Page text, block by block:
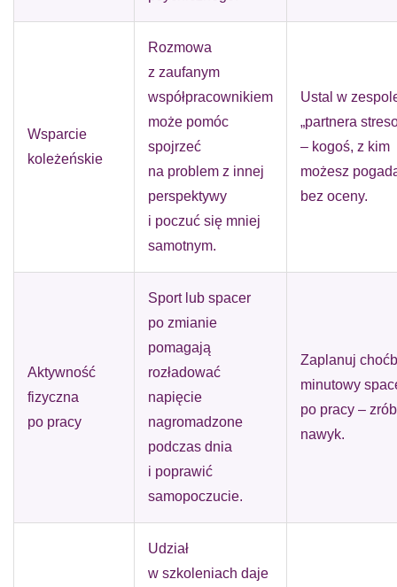
Wsparcie
koleżeńskie
Rozmowa
z zaufanym
współpracownikiem
może pomóc
spojrzeć
na problem z innej
perspektywy
i poczuć się mniej
samotnym.
Ustal w
„partnera
– kogoś, z kim
możesz
bez oceny.
Aktywność
fizyczna
po pracy
Sport lub spacer
po zmianie
pomagają
rozładować
napięcie
nagromadzone
podczas dnia
i poprawić
samopoczucie.
Zaplanuj
minutowy
po pracy –
nawyk.
Udział
w szkoleniach daje